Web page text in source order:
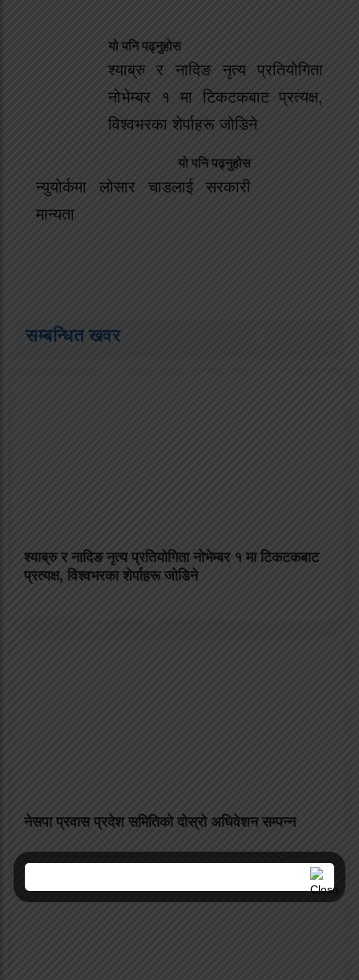
यो पनि पढ्नुहोस
श्याब्रु र नादिङ नृत्य प्रतियोगिता
नोभेम्बर १ मा टिकटकबाट प्रत्यक्ष,
विश्वभरका शेर्पाहरू जोडिने
यो पनि पढ्नुहोस
न्युयोर्कमा लोसार चाडलाई सरकारी
मान्यता
सम्बन्धित खवर
श्याब्रु र नादिङ नृत्य प्रतियोगिता नोभेम्बर १ मा टिकटकबाट
प्रत्यक्ष, विश्वभरका शेर्पाहरू जोडिने
नेसपा प्रवास प्रदेश समितिको दोस्रो अधिवेशन सम्पन्न